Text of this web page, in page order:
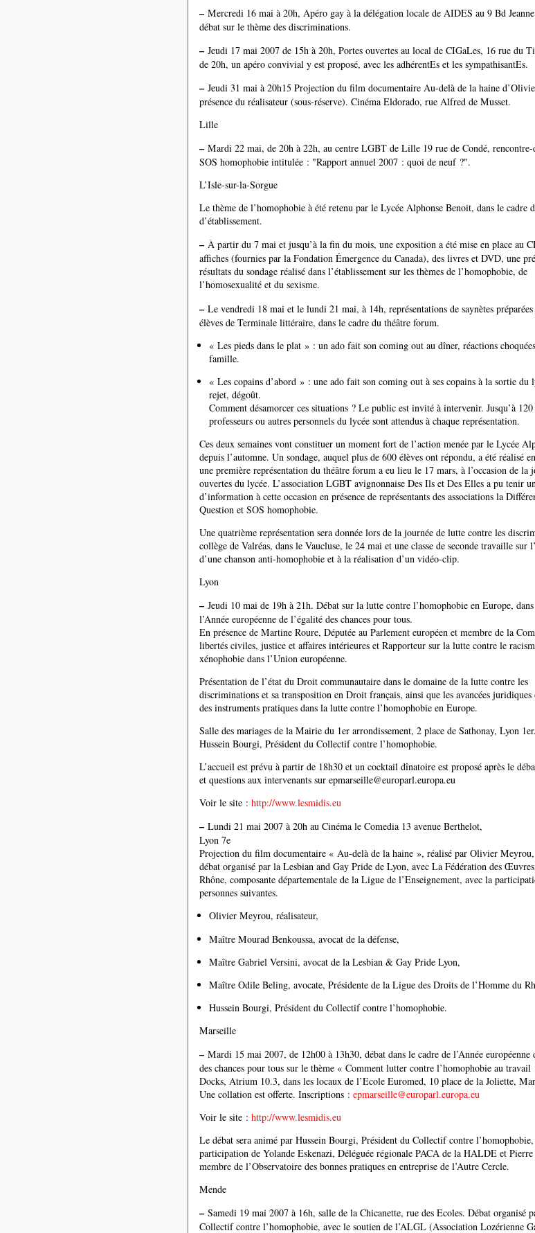
– Mercredi 16 mai à 20h, Apéro gay à la délégation locale de AIDES au 9 Bd
débat sur le thème des discriminations.
– Jeudi 17 mai 2007 de 15h à 20h, Portes ouvertes au local de CIGaLes, 16 rue du
de 20h, un apéro convivial y est proposé, avec les adhérentEs et les sympathisantEs.
– Jeudi 31 mai à 20h15 Projection du film documentaire Au-delà de la haine
présence du réalisateur (sous-réserve). Cinéma Eldorado, rue Alfred de Musset.
Lille
– Mardi 22 mai, de 20h à 22h, au centre LGBT de Lille 19 rue de Condé, rencontre-
SOS homophobie intitulée : "Rapport annuel 2007 : quoi de neuf ?".
L’Isle-sur-la-Sorgue
Le thème de l’homophobie à été retenu par le Lycée Alphonse Benoit, dans le cadre
d’établissement.
– À partir du 7 mai et jusqu’à la fin du mois, une exposition a été mise en place au
affiches (fournies par la Fondation Émergence du Canada), des livres et DVD, une
résultats du sondage réalisé dans l’établissement sur les thèmes de l’homophobie, de
l’homosexualité et du sexisme.
– Le vendredi 18 mai et le lundi 21 mai, à 14h, représentations de saynètes
élèves de Terminale littéraire, dans le cadre du théâtre forum.
« Les pieds dans le plat » : un ado fait son coming out au dîner, réactions
famille.
« Les copains d’abord » : une ado fait son coming out à ses copains à la sortie du
rejet, dégoût.
Comment désamorcer ces situations ? Le public est invité à intervenir. Jusqu’à 120
professeurs ou autres personnels du lycée sont attendus à chaque représentation.
Ces deux semaines vont constituer un moment fort de l’action menée par le Lycée
depuis l’automne. Un sondage, auquel plus de 600 élèves ont répondu, a été réalisé
une première représentation du théâtre forum a eu lieu le 17 mars, à l’occasion de la
ouvertes du lycée. L’association LGBT avignonnaise Des Ils et Des Elles a pu tenir
d’information à cette occasion en présence de représentants des associations la
Question et SOS homophobie.
Une quatrième représentation sera donnée lors de la journée de lutte contre les
collège de Valréas, dans le Vaucluse, le 24 mai et une classe de seconde travaille sur
d’une chanson anti-homophobie et à la réalisation d’un vidéo-clip.
Lyon
– Jeudi 10 mai de 19h à 21h. Débat sur la lutte contre l’homophobie en Europe,
l’Année européenne de l’égalité des chances pour tous.
En présence de Martine Roure, Députée au Parlement européen et membre de la
libertés civiles, justice et affaires intérieures et Rapporteur sur la lutte contre le
xénophobie dans l’Union européenne.
Présentation de l’état du Droit communautaire dans le domaine de la lutte contre les
discriminations et sa transposition en Droit français, ainsi que les avancées
des instruments pratiques dans la lutte contre l’homophobie en Europe.
Salle des mariages de la Mairie du 1er arrondissement, 2 place de Sathonay, Lyon
Hussein Bourgi, Président du Collectif contre l’homophobie.
L’accueil est prévu à partir de 18h30 et un cocktail dînatoire est proposé après le
et questions aux intervenants sur epmarseille@europarl.europa.eu
Voir le site : http://www.lesmidis.eu
– Lundi 21 mai 2007 à 20h au Cinéma le Comedia 13 avenue Berthelot,
Lyon 7e
Projection du film documentaire « Au-delà de la haine », réalisé par Olivier
débat organisé par la Lesbian and Gay Pride de Lyon, avec La Fédération des
Rhône, composante départementale de la Ligue de l’Enseignement, avec la
personnes suivantes.
Olivier Meyrou, réalisateur,
Maître Mourad Benkoussa, avocat de la défense,
Maître Gabriel Versini, avocat de la Lesbian & Gay Pride Lyon,
Maître Odile Beling, avocate, Présidente de la Ligue des Droits de l’Homme du
Hussein Bourgi, Président du Collectif contre l’homophobie.
Marseille
– Mardi 15 mai 2007, de 12h00 à 13h30, débat dans le cadre de l’Année européenne
des chances pour tous sur le thème « Comment lutter contre l’homophobie au travail
Docks, Atrium 10.3, dans les locaux de l’Ecole Euromed, 10 place de la Joliette,
Une collation est offerte. Inscriptions : epmarseille@europarl.europa.eu
Voir le site : http://www.lesmidis.eu
Le débat sera animé par Hussein Bourgi, Président du Collectif contre
participation de Yolande Eskenazi, Déléguée régionale PACA de la HALDE et
membre de l’Observatoire des bonnes pratiques en entreprise de l’Autre Cercle.
Mende
– Samedi 19 mai 2007 à 16h, salle de la Chicanette, rue des Ecoles. Débat organisé
Collectif contre l’homophobie, avec le soutien de l’ALGL (Association Lozérienne